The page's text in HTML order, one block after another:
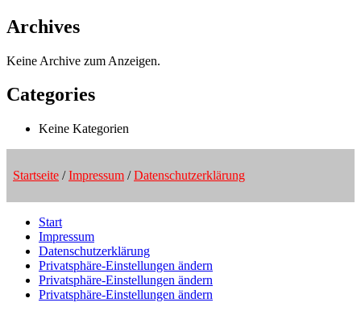
Archives
Keine Archive zum Anzeigen.
Categories
Keine Kategorien
Startseite /Impressum /Datenschutzerklärung
Start
Impressum
Datenschutzerklärung
Privatsphäre-Einstellungen ändern
Privatsphäre-Einstellungen ändern
Privatsphäre-Einstellungen ändern